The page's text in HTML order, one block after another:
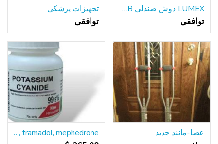
LUMEX دوش صندلی 7921RA 350LB ظرفیت
توافقی
تجهیزات پزشکی
توافقی
عصا-مانند جدید Buy cyanide, nembutal, xanax, valium, oxytocin, viagra, tramadol, mephedrone